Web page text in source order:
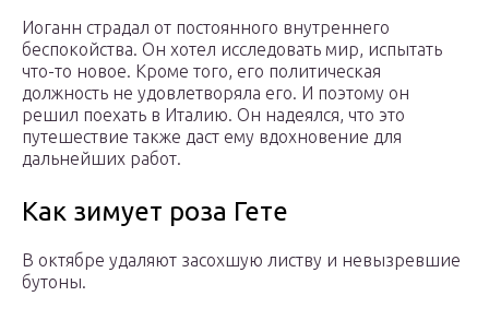
Иоганн страдал от постоянного внутреннего
беспокойства. Он хотел исследовать мир, испытать
что-то новое. Кроме того, его политическая
должность не удовлетворяла его. И поэтому он
решил поехать в Италию. Он надеялся, что это
путешествие также даст ему вдохновение для
дальнейших работ.
Как зимует роза Гете
В октябре удаляют засохшую листву и невызревшие
бутоны.